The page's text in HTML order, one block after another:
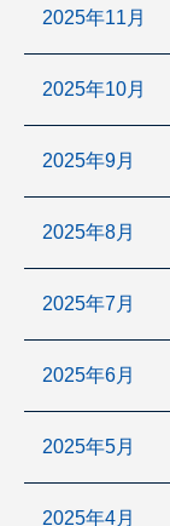
2025年11月
2025年10月
2025年9月
2025年8月
2025年7月
2025年6月
2025年5月
2025年4月